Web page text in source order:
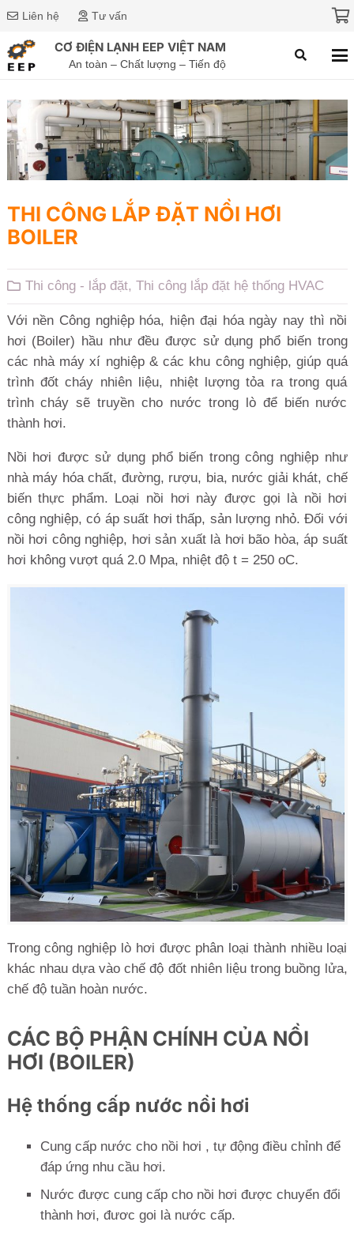
Liên hệ Tư vấn
CƠ ĐIỆN LẠNH EEP VIỆT NAM
An toàn – Chất lượng – Tiến độ
THI CÔNG LẮP ĐẶT NỒI HƠI
BOILER
Thi công - lắp đặt,Thi công lắp đặt hệ thống HVAC
Với nền Công nghiệp hóa, hiện đại hóa ngày nay thì nồi
hơi (Boiler) hầu như đều được sử dụng phổ biến trong
các nhà máy xí nghiệp & các khu công nghiệp, giúp quá
trình đốt cháy nhiên liệu, nhiệt lượng tỏa ra trong quá
trình cháy sẽ truyền cho nước trong lò để biến nước
thành hơi.
Nồi hơi được sử dụng phổ biến trong công nghiệp như
nhà máy hóa chất, đường, rượu, bia, nước giải khát, chế
biến thực phẩm. Loại nồi hơi này được gọi là nồi hơi
công nghiệp, có áp suất hơi thấp, sản lượng nhỏ. Đối với
nồi hơi công nghiệp, hơi sản xuất là hơi bão hòa, áp suất
hơi không vượt quá 2.0 Mpa, nhiệt độ t = 250 oC.
Trong công nghiệp lò hơi được phân loại thành nhiều loại
khác nhau dựa vào chế độ đốt nhiên liệu trong buồng lửa,
chế độ tuần hoàn nước.
CÁC BỘ PHẬN CHÍNH CỦA NỒI
HƠI (BOILER)
Hệ thống cấp nước nồi hơi
Cung cấp nước cho nồi hơi , tự động điều chỉnh để
đáp ứng nhu cầu hơi.
Nước được cung cấp cho nồi hơi được chuyển đổi
thành hơi, đươc goi là nước cấp.